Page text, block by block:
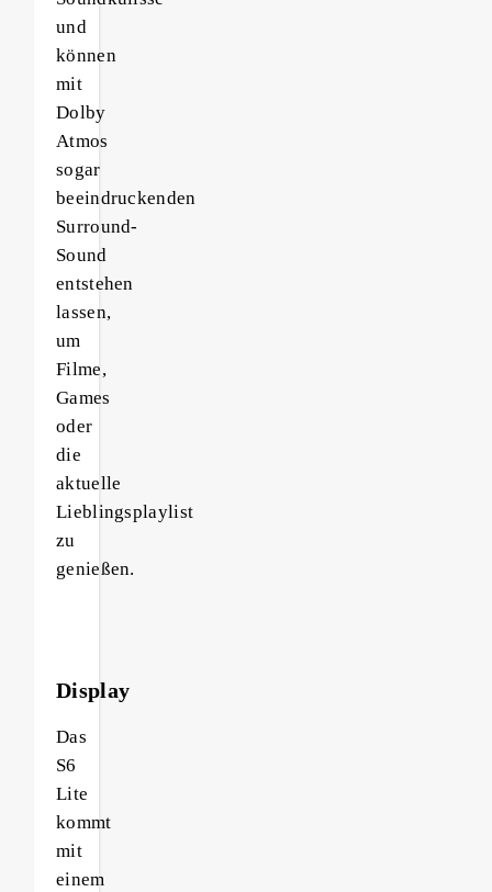
und
können
mit
Dolby
Atmos
sogar
beeindruckenden
Surround-
Sound
entstehen
lassen,
um
Filme,
Games
oder
die
aktuelle
Lieblingsplaylist
zu
genießen.
Display
Das
S6
Lite
kommt
mit
einem